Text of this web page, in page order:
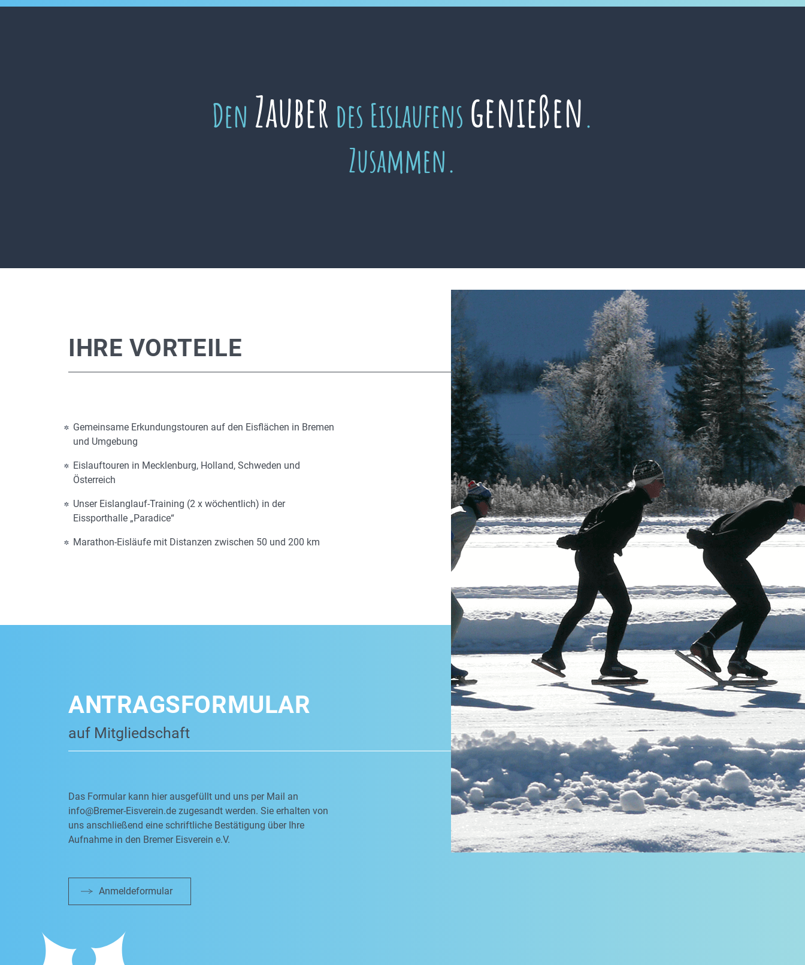
Den Zauber des Eislaufens genießen.
Zusammen.
IHRE VORTEILE
Gemeinsame Erkundungstouren auf den Eisflächen in Bremen
und Umgebung
Eislauftouren in Mecklenburg, Holland, Schweden und
Österreich
Unser Eislanglauf-Training (2 x wöchentlich) in der
Eissporthalle „Paradice“
Marathon-Eisläufe mit Distanzen zwischen 50 und 200 km
ANTRAGSFORMULAR
auf Mitgliedschaft
Das Formular kann hier ausgefüllt und uns per Mail an
info@Bremer-Eisverein.dezugesandt werden. Sie erhalten von
uns anschließend eine schriftliche Bestätigung über Ihre
Aufnahme in den Bremer Eisverein e.V.
Anmeldeformular